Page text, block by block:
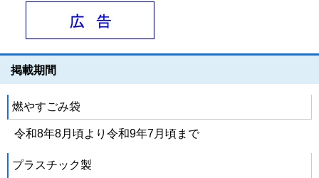
掲載期間
燃やすごみ袋
令和8年8月頃より令和9年7月頃まで
プラスチック製